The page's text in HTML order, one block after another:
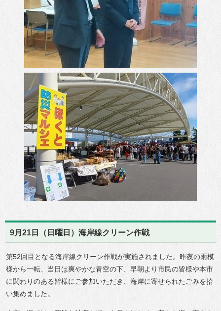
9月21日（日曜日）海岸線クリーン作戦
第52回目となる海岸線クリーン作戦が実施されました。昨夜の雨模
様から一転、当日は爽やかな青空の下、早朝より市民の皆様や本市
に関わりのある皆様にご参加いただき、海岸に寄せられたごみを拾
い集めました。